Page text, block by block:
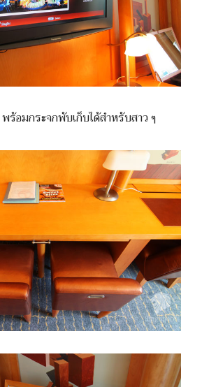
พร้อมกระจกพับเก็บได้สำหรับสาว ๆ